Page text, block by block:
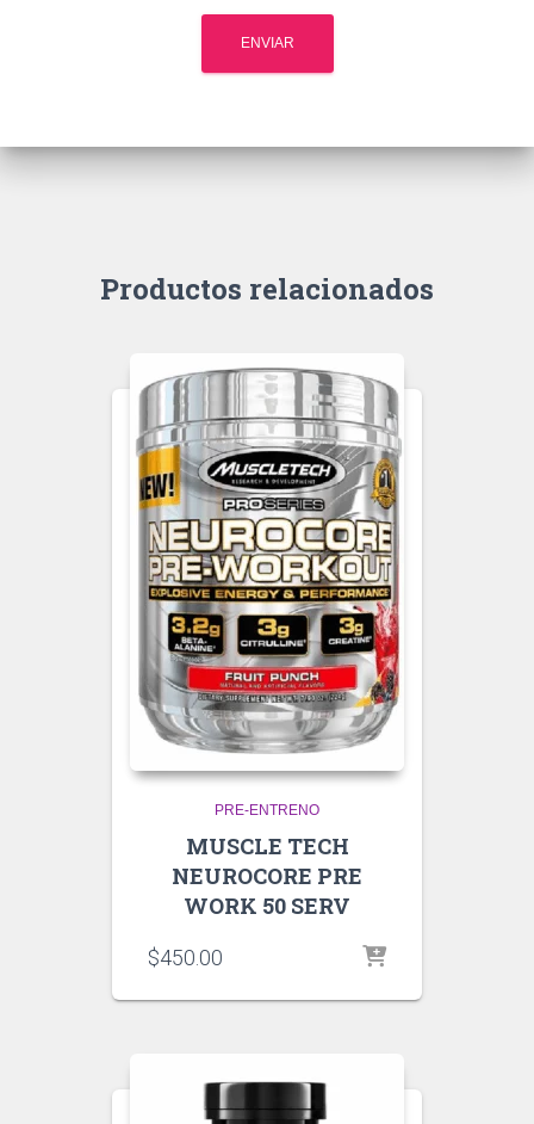
Productos relacionados
PRE-ENTRENO
MUSCLE TECH
NEUROCORE PRE
WORK 50 SERV
$450.00